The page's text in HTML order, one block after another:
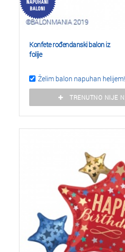
Konfete rođendanski balon iz
folije
Želim balon napuhan helijem!
TRENUTNO NIJE